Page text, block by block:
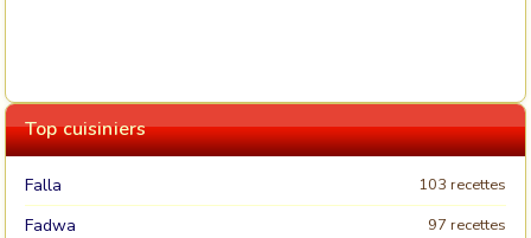
Top cuisiniers
Falla 103 recettes
Fadwa 97 recettes